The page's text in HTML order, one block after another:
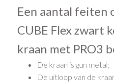
Een aantal feiten
CUBE Flex zwart
kraan met PRO3
De kraan is gun metal;
De uitloop van de